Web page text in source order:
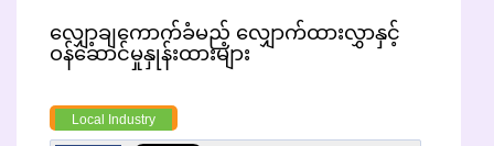
လျှော့ချကောက်ခံမည့် လျှောက်ထားလွှာနှင့်
ဝန်ဆောင်မှုနှုန်းထားများ
Local Industry